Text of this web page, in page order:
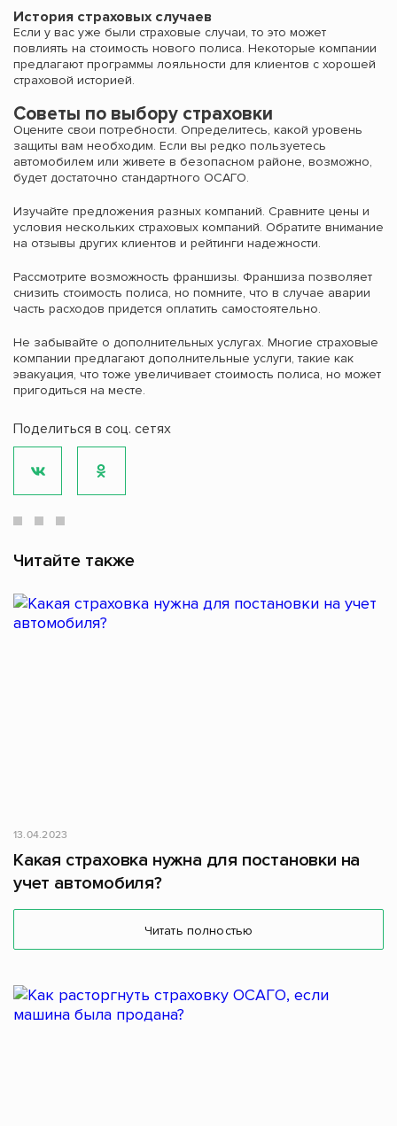
История страховых случаев
Если у вас уже были страховые случаи, то это может
повлиять на стоимость нового полиса. Некоторые компании
предлагают программы лояльности для клиентов с хорошей
страховой историей.
Советы по выбору страховки
Оцените свои потребности. Определитесь, какой уровень
защиты вам необходим. Если вы редко пользуетесь
автомобилем или живете в безопасном районе, возможно,
будет достаточно стандартного ОСАГО.
Изучайте предложения разных компаний. Сравните цены и
условия нескольких страховых компаний. Обратите внимание
на отзывы других клиентов и рейтинги надежности.
Рассмотрите возможность франшизы. Франшиза позволяет
снизить стоимость полиса, но помните, что в случае аварии
часть расходов придется оплатить самостоятельно.
Не забывайте о дополнительных услугах. Многие страховые
компании предлагают дополнительные услуги, такие как
эвакуация, что тоже увеличивает стоимость полиса, но может
пригодиться на месте.
Поделиться в соц. сетях
Читайте также
13.04.2023
Какая страховка нужна для постановки на
учет автомобиля?
Читать полностью